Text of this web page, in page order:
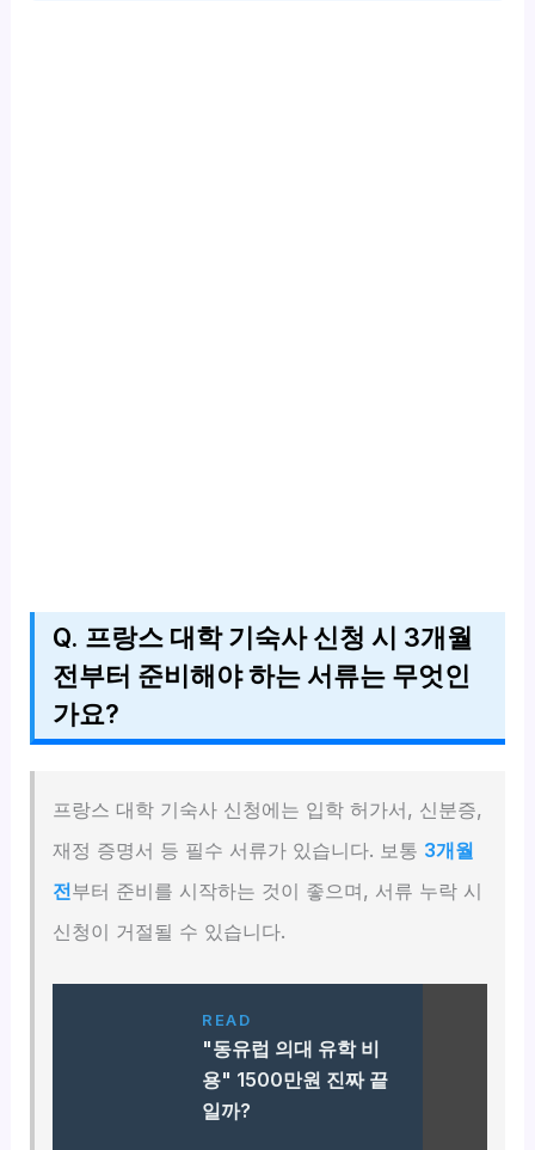
Q. 프랑스 대학 기숙사 신청 시 3개월
전부터 준비해야 하는 서류는 무엇인
가요?
프랑스 대학 기숙사 신청에는 입학 허가서, 신분증,
재정 증명서 등 필수 서류가 있습니다. 보통 3개월
전부터 준비를 시작하는 것이 좋으며, 서류 누락 시
신청이 거절될 수 있습니다.
READ
"동유럽 의대 유학 비
용" 1500만원 진짜 끝
일까?